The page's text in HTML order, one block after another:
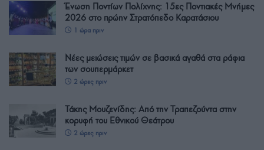
Ένωση Ποντίων Πολίχνης: 15ες Ποντιακές Μνήμες
2026 στο πρώην Στρατόπεδο Καρατάσιου
1 ώρα πριν
Νέες μειώσεις τιμών σε βασικά αγαθά στα ράφια
των σουπερμάρκετ
2 ώρες πριν
Τάκης Μουζενίδης: Από την Τραπεζούντα στην
κορυφή του Εθνικού Θεάτρου
2 ώρες πριν